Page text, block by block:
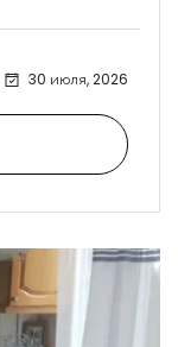
30 июля, 2026